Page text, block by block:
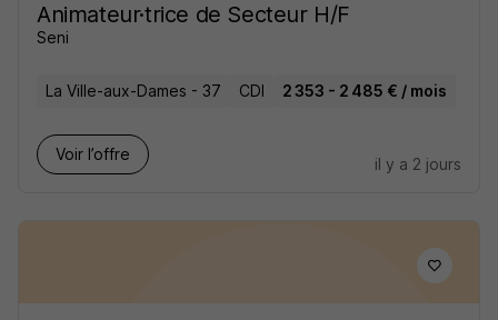
Animateur·trice de Secteur H/F
Seni
La Ville-aux-Dames - 37 CDI 2 353 - 2 485 € / mois
Voir l’offre
il y a 2 jours